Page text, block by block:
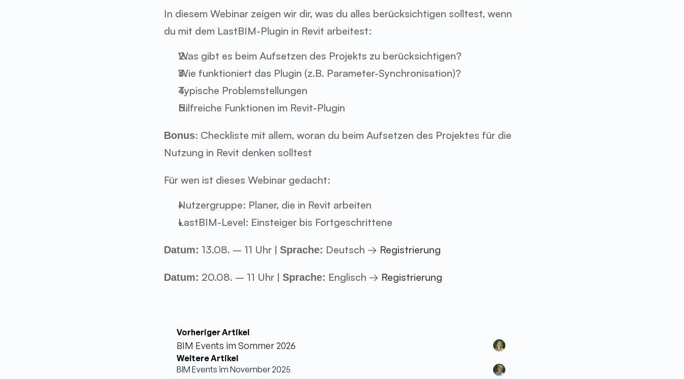
In diesem Webinar zeigen wir dir, was du alles berücksichtigen solltest, wenn
du mit dem LastBIM-Plugin in Revit arbeitest:
Was gibt es beim Aufsetzen des Projekts zu berücksichtigen?
Wie funktioniert das Plugin (z.B. Parameter-Synchronisation)?
Typische Problemstellungen
Hilfreiche Funktionen im Revit-Plugin
Bonus: Checkliste mit allem, woran du beim Aufsetzen des Projektes für die
Nutzung in Revit denken solltest
Für wen ist dieses Webinar gedacht:
Nutzergruppe: Planer, die in Revit arbeiten
LastBIM-Level: Einsteiger bis Fortgeschrittene
Datum: 13.08. – 11 Uhr | Sprache: Deutsch → Registrierung
Datum: 20.08. – 11 Uhr | Sprache: Englisch → Registrierung
Vorheriger Artikel
BIM Events im Sommer 2026
Weitere Artikel
BIM Events im November 2025